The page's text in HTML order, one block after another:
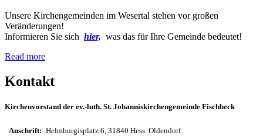
Unsere Kirchengemeinden im Wesertal stehen vor großen
Veränderungen!
Informieren Sie sich hier, was das für Ihre Gemeinde bedeutet!
Read more
Kontakt
Kirchenvorstand der ev.-luth. St. Johanniskirchengemeinde Fischbeck
Anschrift: Helmburgisplatz 6, 31840 Hess. Oldendorf